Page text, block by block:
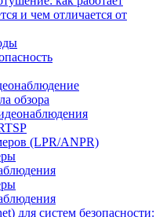
и чем отличается от
обзора
(LPR/ANPR)
для систем безопасности: